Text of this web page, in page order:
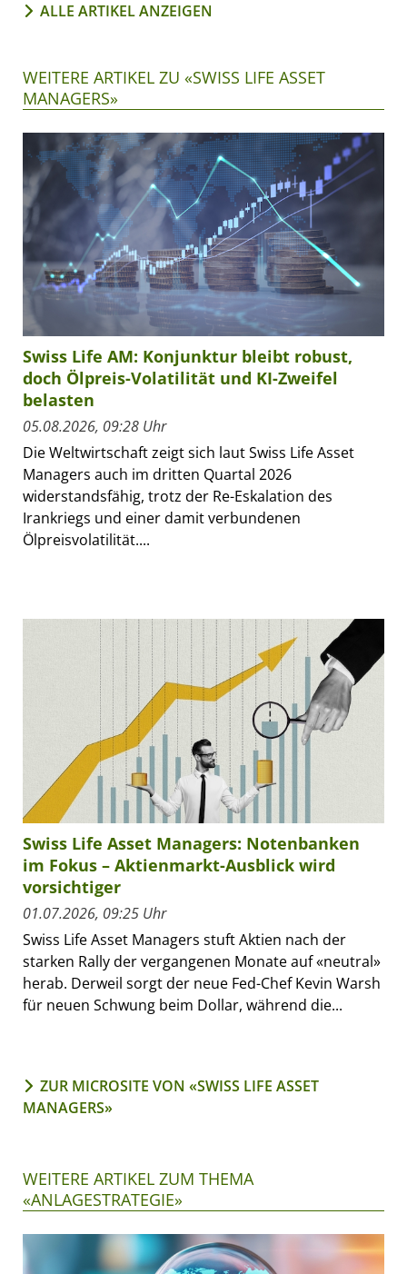
ALLE ARTIKEL ANZEIGEN
WEITERE ARTIKEL ZU «SWISS LIFE ASSET
MANAGERS»
Swiss Life AM: Konjunktur bleibt robust,
doch Ölpreis-Volatilität und KI-Zweifel
belasten
05.08.2026, 09:28 Uhr
Die Weltwirtschaft zeigt sich laut Swiss Life Asset
Managers auch im dritten Quartal 2026
widerstandsfähig, trotz der Re-Eskalation des
Irankriegs und einer damit verbundenen
Ölpreisvolatilität....
Swiss Life Asset Managers: Notenbanken
im Fokus – Aktienmarkt-Ausblick wird
vorsichtiger
01.07.2026, 09:25 Uhr
Swiss Life Asset Managers stuft Aktien nach der
starken Rally der vergangenen Monate auf «neutral»
herab. Derweil sorgt der neue Fed-Chef Kevin Warsh
für neuen Schwung beim Dollar, während die...
ZUR MICROSITE VON «SWISS LIFE ASSET
MANAGERS»
WEITERE ARTIKEL ZUM THEMA
«ANLAGESTRATEGIE»